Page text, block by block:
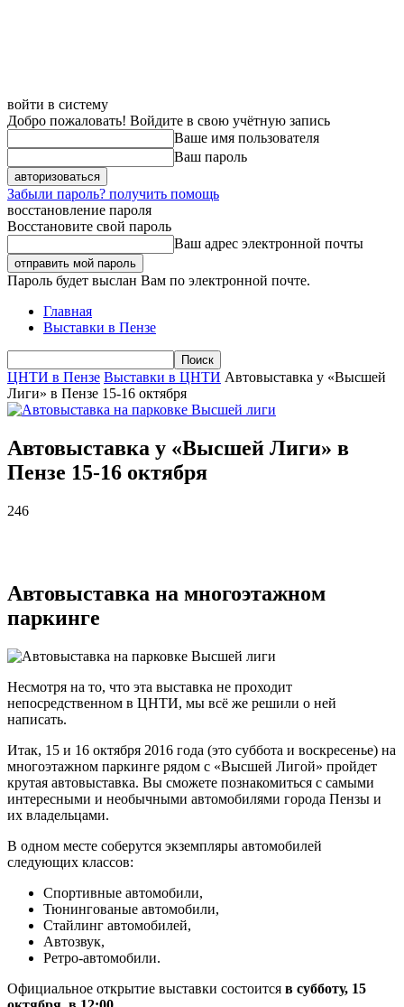
войти в систему
Добро пожаловать! Войдите в свою учётную запись
Ваше имя пользователя
Ваш пароль
Забыли пароль? получить помощь
восстановление пароля
Восстановите свой пароль
Ваш адрес электронной почты
Пароль будет выслан Вам по электронной почте.
Главная
Выставки в Пензе
ЦНТИ в Пензе Выставки в ЦНТИ Автовыставка у «Высшей
Лиги» в Пензе 15-16 октября
Автовыставка у «Высшей Лиги» в
Пензе 15-16 октября
246
Автовыставка на многоэтажном
паркинге
Несмотря на то, что эта выставка не проходит
непосредственном в ЦНТИ, мы всё же решили о ней
написать.
Итак, 15 и 16 октября 2016 года (это суббота и воскресенье) на
многоэтажном паркинге рядом с «Высшей Лигой» пройдет
крутая автовыставка. Вы сможете познакомиться с самыми
интересными и необычными автомобилями города Пензы и
их владельцами.
В одном месте соберутся экземпляры автомобилей
следующих классов:
Спортивные автомобили,
Тюнингованые автомобили,
Стайлинг автомобилей,
Автозвук,
Ретро-автомобили.
Официальное открытие выставки состоится в субботу, 15